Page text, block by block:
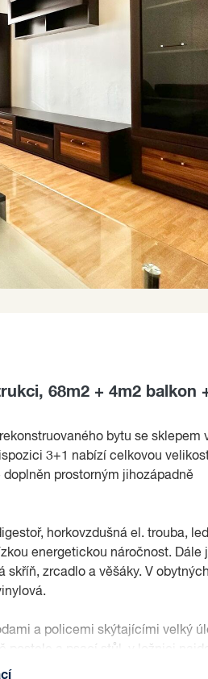
68m2 + 4m2 balkon
bytu se sklepem
3+1 nabízí celkovou
prostorným jihozápadně
horkovzdušná el. trouba,
energetickou náročnost. Dále
skříň, zrcadlo a věšáky. V obytných
a policemi skýtajícími velký
s televizním stolkem vybaven